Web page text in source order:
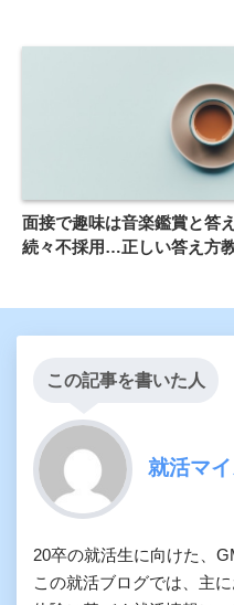
面接で趣味は音楽鑑賞と答
続々不採用…正しい答え方
この記事を書いた人
就活マ
20卒の就活生に向けた、
この就活ブログでは、主